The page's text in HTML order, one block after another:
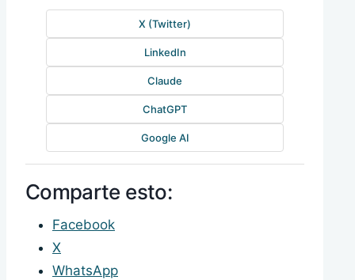
X (Twitter)
LinkedIn
Claude
ChatGPT
Google AI
Comparte esto:
Facebook
X
WhatsApp